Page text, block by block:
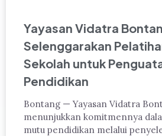
Yayasan Vidatra
Selenggarakan
Sekolah untuk
Pendidikan
Bontang — Yayasan Vidatra
menunjukkan komitmennya
mutu pendidikan melalui